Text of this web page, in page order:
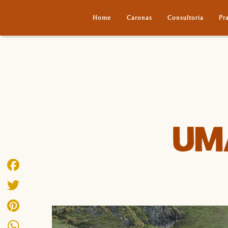
Home Caronas Consultoria
Facebook
Twitter
Pinterest